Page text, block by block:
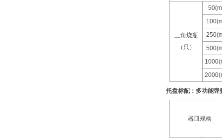
三角烧瓶
（只）
托盘标配：多功能弹
器皿规格